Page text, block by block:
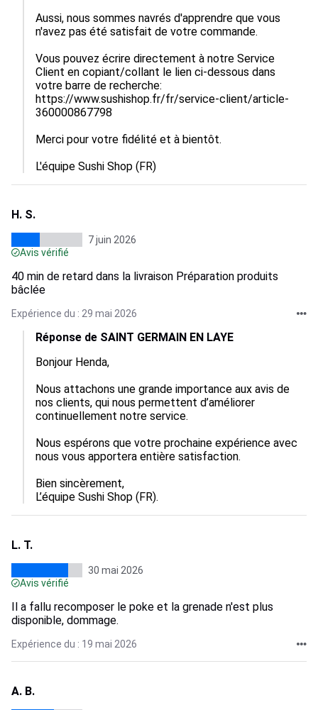
Aussi, nous sommes navrés d'apprendre que vous
n'avez pas été satisfait de votre commande.
Vous pouvez écrire directement à notre Service
Client en copiant/collant le lien ci-dessous dans
votre barre de recherche:
https://www.sushishop.fr/fr/service-client/article-
360000867798
Merci pour votre fidélité et à bientôt.
L'équipe Sushi Shop (FR)
H. S.
7 juin 2026
Avis vérifié
40 min de retard dans la livraison Préparation produits
bâclée
Expérience du : 29 mai 2026
Réponse de SAINT GERMAIN EN LAYE
Bonjour Henda,
Nous attachons une grande importance aux avis de
nos clients, qui nous permettent d’améliorer
continuellement notre service.
Nous espérons que votre prochaine expérience avec
nous vous apportera entière satisfaction.
Bien sincèrement,
L’équipe Sushi Shop (FR).
L. T.
30 mai 2026
Avis vérifié
Il a fallu recomposer le poke et la grenade n'est plus
disponible, dommage.
Expérience du : 19 mai 2026
A. B.